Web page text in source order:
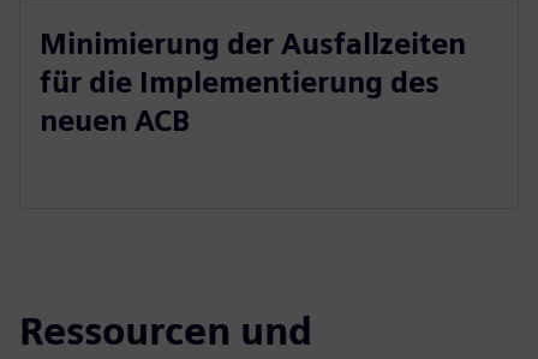
Minimierung der Ausfallzeiten
für die Implementierung des
neuen ACB
Ressourcen und